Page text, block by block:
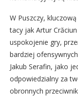
W Puszczy,
tacy jak Artur
uspokojenie gry,
bardziej
Jakub Serafin, jako
odpowiedzialny za
obronnych